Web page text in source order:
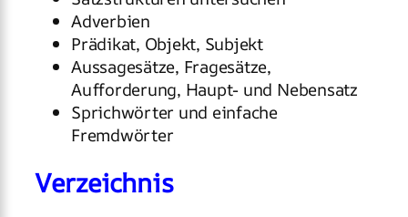
Adverbien
Prädikat, Objekt, Subjekt
Aussagesätze, Fragesätze,
Aufforderung, Haupt- und Nebensatz
Sprichwörter und einfache
Fremdwörter
Verzeichnis